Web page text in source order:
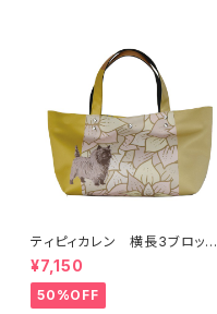
ティピィカレン 横長3ブロック
落ち葉柄2WAYトートバッグ
¥7,150
50%OFF